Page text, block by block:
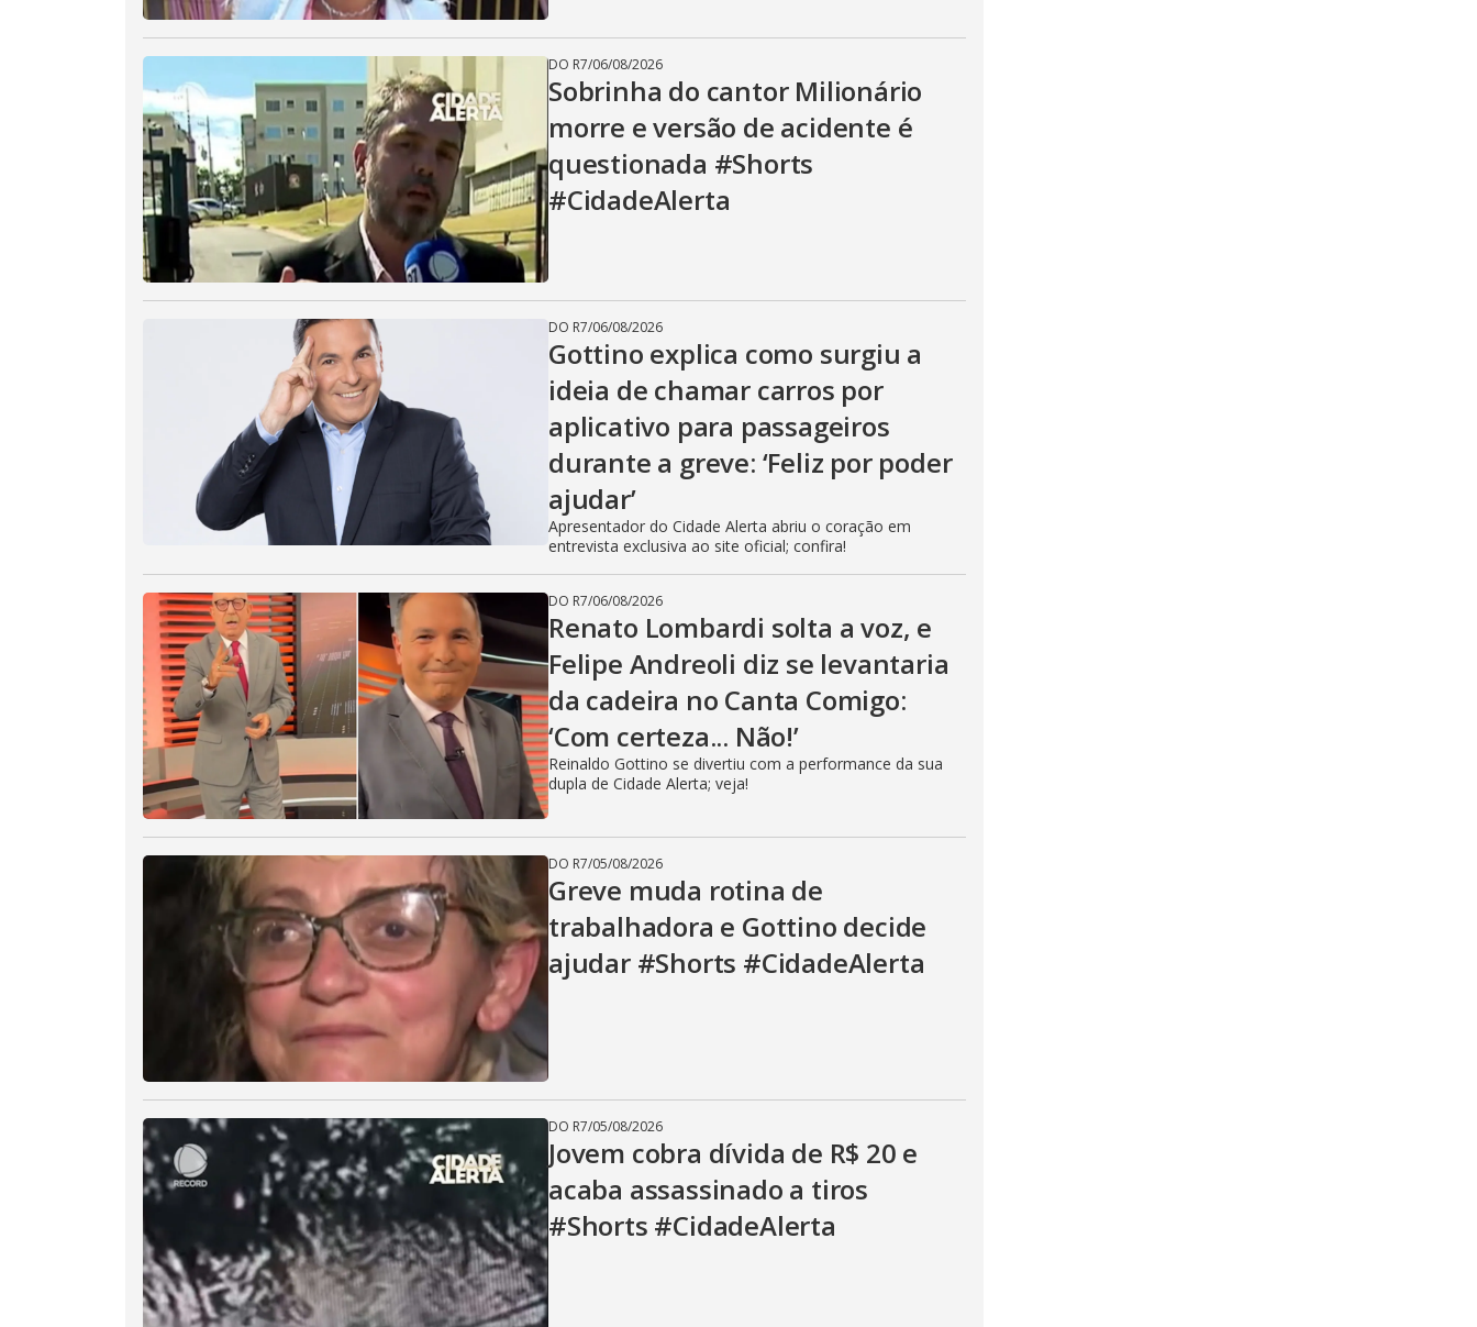
DO R7/06/08/2026
Sobrinha do cantor Milionário
morre e versão de acidente é
questionada #Shorts
#CidadeAlerta
DO R7/06/08/2026
Gottino explica como surgiu a
ideia de chamar carros por
aplicativo para passageiros
durante a greve: ‘Feliz por poder
ajudar’
Apresentador do Cidade Alerta abriu o coração em
entrevista exclusiva ao site oficial; confira!
DO R7/06/08/2026
Renato Lombardi solta a voz, e
Felipe Andreoli diz se levantaria
da cadeira no Canta Comigo:
‘Com certeza... Não!’
Reinaldo Gottino se divertiu com a performance da sua
dupla de Cidade Alerta; veja!
DO R7/05/08/2026
Greve muda rotina de
trabalhadora e Gottino decide
ajudar #Shorts #CidadeAlerta
DO R7/05/08/2026
Jovem cobra dívida de R$ 20 e
acaba assassinado a tiros
#Shorts #CidadeAlerta